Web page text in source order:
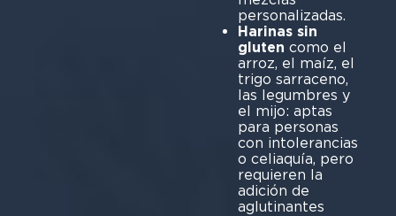
personalizadas.
Harinas sin
gluten como el
arroz, el maíz, el
trigo sarraceno,
las legumbres y
el mijo: aptas
para personas
con intolerancias
o celiaquía, pero
requieren la
adición de
aglutinantes